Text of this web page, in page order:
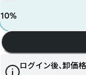
10%
ログイン後、卸価